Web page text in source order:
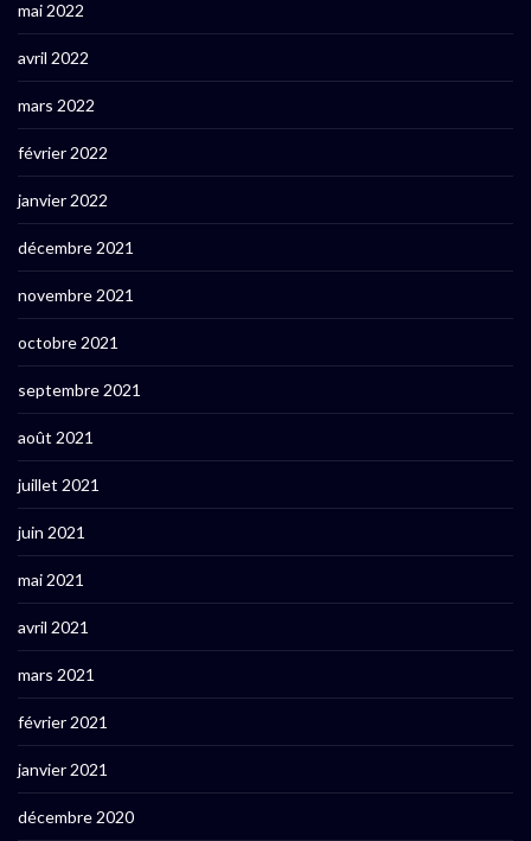
mai 2022
avril 2022
mars 2022
février 2022
janvier 2022
décembre 2021
novembre 2021
octobre 2021
septembre 2021
août 2021
juillet 2021
juin 2021
mai 2021
avril 2021
mars 2021
février 2021
janvier 2021
décembre 2020